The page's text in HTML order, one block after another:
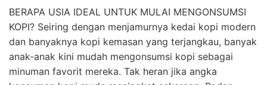
BERAPA USIA IDEAL UNTUK MULAI MENGONSUMSI
KOPI? Seiring dengan menjamurnya kedai kopi modern
dan banyaknya kopi kemasan yang terjangkau, banyak
anak-anak kini mudah mengonsumsi kopi sebagai
minuman favorit mereka. Tak heran jika angka